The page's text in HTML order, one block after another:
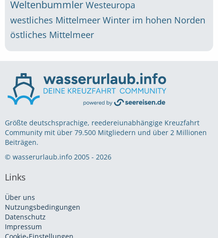
Weltenbummler Westeuropa
westliches Mittelmeer Winter im hohen Norden
östliches Mittelmeer
Größte deutschsprachige, reedereiunabhängige Kreuzfahrt
Community mit über 79.500 Mitgliedern und über 2 Millionen
Beiträgen.
© wasserurlaub.info 2005 - 2026
Links
Über uns
Nutzungsbedingungen
Datenschutz
Impressum